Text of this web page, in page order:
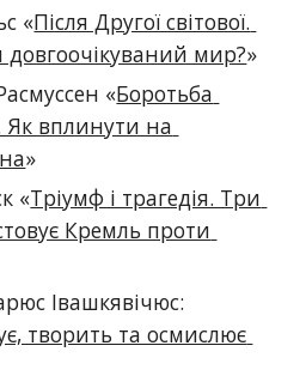
«Після Другої світової.
мир?»
«Боротьба
Як вплинути на
»
«Тріумф і трагедія. Три
Кремль проти
Івашкявічюс:
творить та осмислює